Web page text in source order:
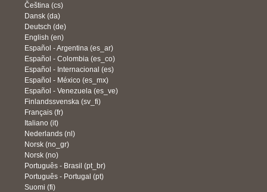
Čeština ‎(cs)‎
Dansk ‎(da)‎
Deutsch ‎(de)‎
English ‎(en)‎
Español - Argentina ‎(es_ar)‎
Español - Colombia ‎(es_co)‎
Español - Internacional ‎(es)‎
Español - México ‎(es_mx)‎
Español - Venezuela ‎(es_ve)‎
Finlandssvenska ‎(sv_fi)‎
Français ‎(fr)‎
Italiano ‎(it)‎
Nederlands ‎(nl)‎
Norsk ‎(no_gr)‎
Norsk ‎(no)‎
Português - Brasil ‎(pt_br)‎
Português - Portugal ‎(pt)‎
Suomi ‎(fi)‎